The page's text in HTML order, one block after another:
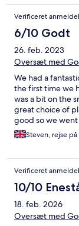
Verificeret
6/10 Godt
26. feb. 2023
Oversæt med
We had a
the first time we
was a bit on the
great choice of
good so we
Steven, rejse
Verificeret
10/10
18. feb. 2026
Oversæt med